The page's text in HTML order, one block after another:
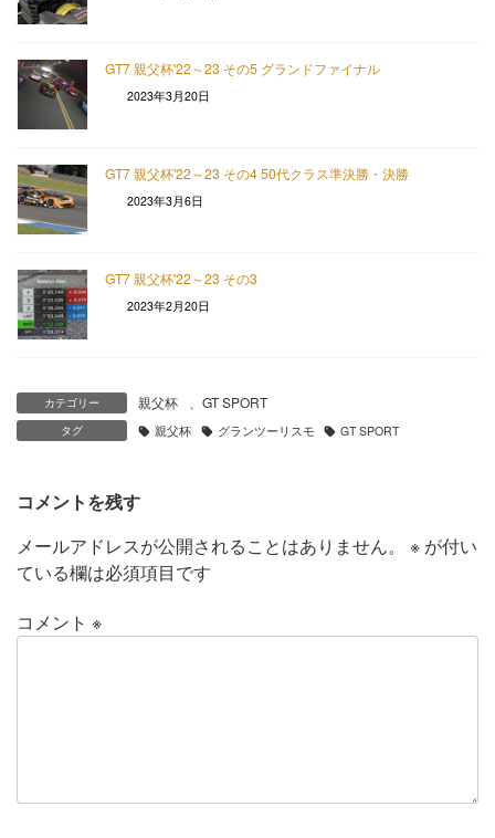
GT7 親父杯'22～23 その5 グランドファイナル
2023年3月20日
GT7 親父杯'22～23 その4 50代クラス準決勝・決勝
2023年3月6日
GT7 親父杯'22～23 その3
2023年2月20日
カテゴリー 親父杯 、 GT SPORT
タグ 親父杯 グランツーリスモ GT SPORT
コメントを残す
メールアドレスが公開されることはありません。
※ が付い
ている欄は必須項目です
コメント ※